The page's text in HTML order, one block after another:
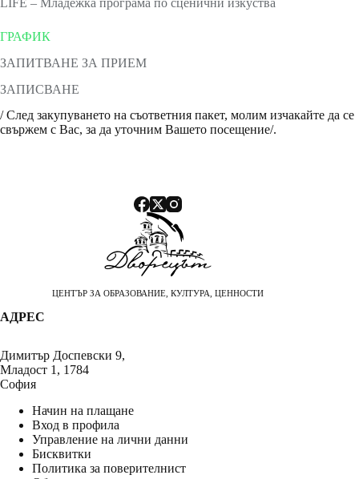
LIFE – Младежка програма по сценични изкуства
ГРАФИК
ЗАПИТВАНЕ ЗА ПРИЕМ
ЗАПИСВАНЕ
/ След закупуването на съответния пакет, молим изчакайте да се
свържем с Вас, за да уточним Вашето посещение/.
ЦЕНТЪР ЗА ОБРАЗОВАНИЕ, КУЛТУРА, ЦЕННОСТИ
АДРЕС
Димитър Доспевски 9,
Младост 1, 1784
София
Начин на плащане
Вход в профила
Управление на лични данни
Бисквитки
Политика за поверителнист